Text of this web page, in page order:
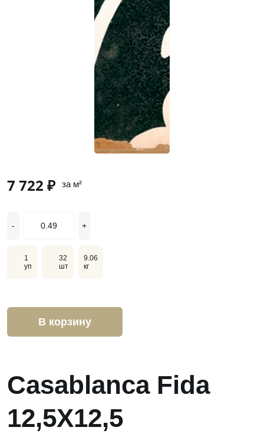
Casablanca Fida
12,5X12,5
7 722 ₽ за м²
- +
1
уп
32
шт
9.06
кг
В корзину